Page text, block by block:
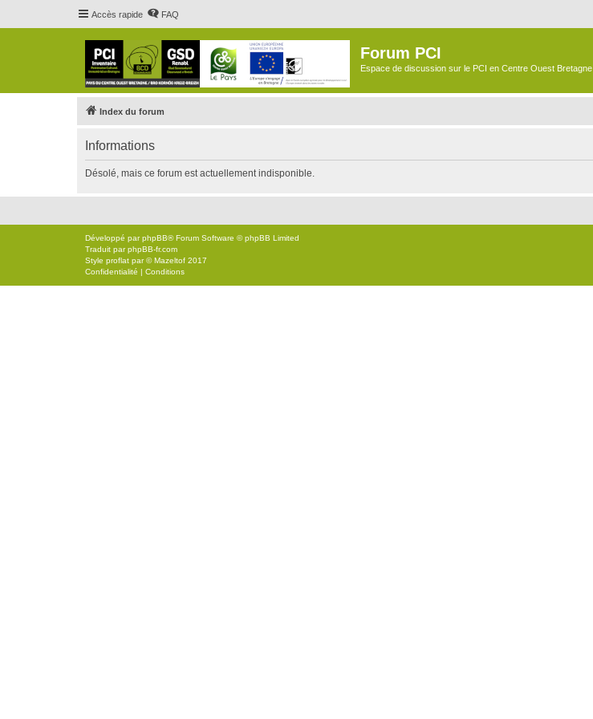
Accès rapide FAQ
Forum PCI
Espace de discussion sur le PCI en Centre Ouest Bretagne
Index du forum
Informations
Désolé, mais ce forum est actuellement indisponible.
Développé parphpBB® Forum Software © phpBB Limited
Traduit parphpBB-fr.com
Style proflat par ©Mazeltof 2017
Confidentialité | Conditions